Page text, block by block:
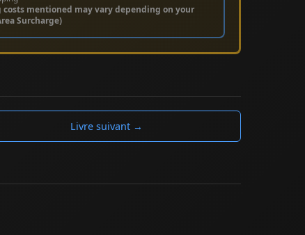
costs mentioned may vary depending on your
Surcharge)
Livre suivant →